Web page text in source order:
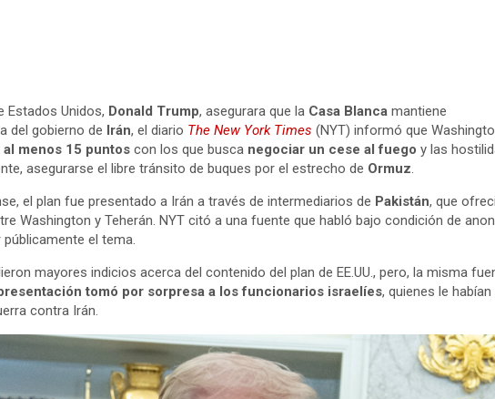
Estados Unidos, Donald Trump, asegurara que la Casa Blanca mantiene
del gobierno de Irán, el diario The New York Times (NYT) informó que
al menos 15 puntos con los que busca negociar un cese al fuego y las
asegurarse el libre tránsito de buques por el estrecho de Ormuz.
el plan fue presentado a Irán a través de intermediarios de Pakistán, que
Washington y Teherán. NYT citó a una fuente que habló bajo condición de
el tema.
mayores indicios acerca del contenido del plan de EE.UU., pero, la misma
tomó por sorpresa a los funcionarios israelíes, quienes le
contra Irán.